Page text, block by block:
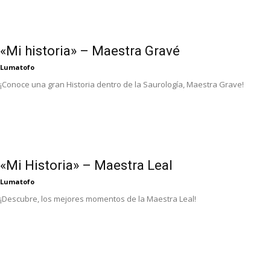
«Mi historia» – Maestra Gravé
Lumatofo
¡Conoce una gran Historia dentro de la Saurología, Maestra Grave!
«Mi Historia» – Maestra Leal
Lumatofo
¡Descubre, los mejores momentos de la Maestra Leal!